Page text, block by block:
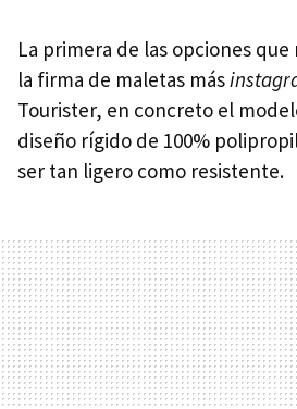
La primera de las opciones que
la firma de maletas más
Tourister, en concreto el
diseño rígido de 100%
ser tan ligero como resistente.